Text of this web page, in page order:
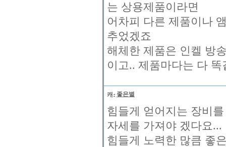
는 상용제품이라면
어차피 다른 제품이나
추었겠죠
해체한 제품은 인켈 방
이고.. 제품마다는 다 똑
좋은별
힘들게 얻어지는 장비
자세를 가져야 겠다요...
힘들게 노력한 많큼 좋